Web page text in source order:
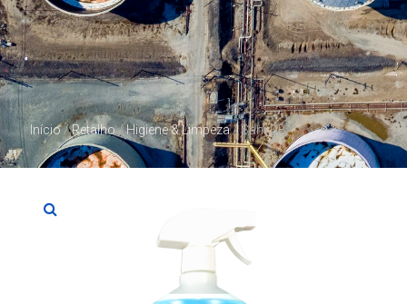
Início/Retalho/Higiene & Limpeza/ Sani-CB